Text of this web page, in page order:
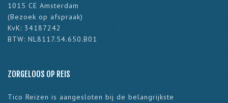
1015 CE Amsterdam
(Bezoek op afspraak)
KvK: 34187242
BTW: NL8117.54.650.B01
ZORGELOOS OP REIS
Tico Reizen is aangesloten bij de belangrijkste